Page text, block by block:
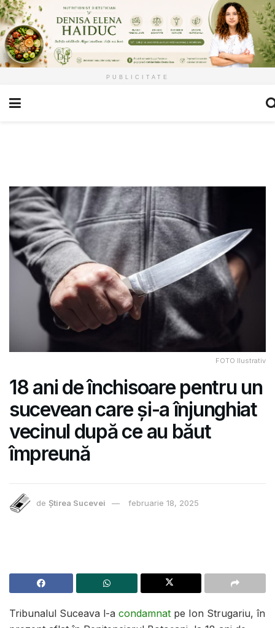
PUBLICITATE
FOTO Ilustrativ
18 ani de închisoare pentru un
sucevean care și-a înjunghiat
vecinul după ce au băut
împreună
de Știrea Sucevei februarie 18, 2025
Tribunalul Suceava l-a condamnat pe Ion Strugariu, în